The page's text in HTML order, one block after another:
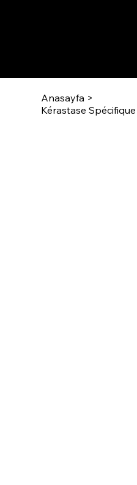
Anasayfa >
Kérastase